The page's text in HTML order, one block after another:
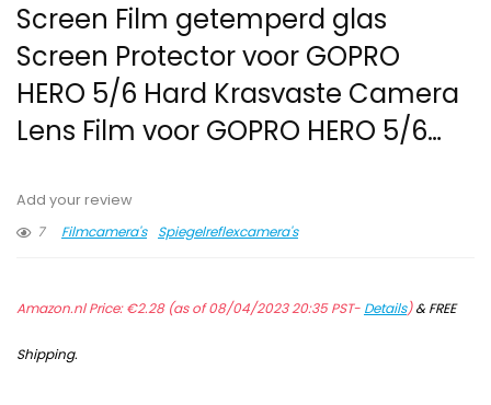
Screen Film getemperd glas
Screen Protector voor GOPRO
HERO 5/6 Hard Krasvaste Camera
Lens Film voor GOPRO HERO 5/6…
Add your review
7
Filmcamera's Spiegelreflexcamera's
Amazon.nl Price:€2.28(as of 08/04/2023 20:35 PST- Details)&FREE
Shipping.